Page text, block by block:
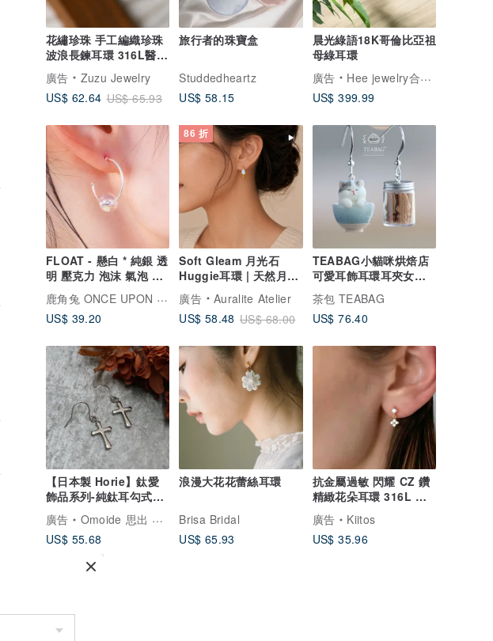
花繡珍珠 手工編織珍珠
波浪長鍊耳環 316L醫療
鋼
廣告
Zuzu Jewelry
US$ 62.64 US$ 65.93
旅行者的珠寶盒
Studdedheartz
US$ 58.15
晨光綠語18K哥倫比亞祖
母綠耳環
廣告
Hee jewelry合一輕珠寶
US$ 399.99
FLOAT - 懸白 * 純銀 透
明 壓克力 泡沫 氣泡 耳
環
鹿角兔 ONCE UPON A TIME
US$ 39.20
86 折
Soft Gleam 月光石
Huggie耳環 | 天然月光
石 925銀鍍金小圈耳環
廣告
Auralite Atelier
US$ 58.48 US$ 68.00
TEABAG小貓咪烘焙店
可愛耳飾耳環耳夾女生
禮物
茶包 TEABAG
US$ 76.40
【日本製 Horie】鈦愛
飾品系列-純鈦耳勾式十
字耳環-銀
廣告
Omoide 思出 生活館
US$ 55.68
浪漫大花花蕾絲耳環
Brisa Bridal
US$ 65.93
抗金屬過敏 閃耀 CZ 鑽
精緻花朵耳環 316L 醫
療級不鏽鋼
廣告
Kiitos
US$ 35.96